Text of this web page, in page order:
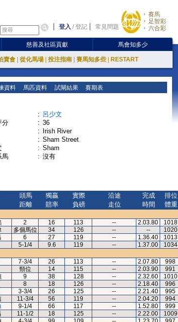
登入 /登記 常見問題
賽馬
足智彩
六合彩
慈善及社區貢獻 馬會知多少
賣會 從化馬場 投注指南 賽馬知多些 RESTART
資料 馬匹資料 試閘結果 賽期表
: 呂少文
分
: 36
:
Irish River
: Sham Street
: Sham
馬
: 沒有
頭馬
距離
獨贏
賠率
實際
負磅
沿途
走位
完成
時間
排位
體重
2 16 113 -- 2.03.80 1018
多個馬位 34 126 -- -- 1020
6 27 119 -- 1.36.40 1013
5-1/4 9.6 119 -- 1.37.00 1034
7-3/4 26 113 -- 2.07.80 998
頸位 14 115 -- 2.03.90 991
9 38 128 -- 2.32.60 1010
8 18 126 -- 2.18.40 996
3-3/4 26 125 -- 2.21.40 995
11-3/4 56 119 -- 2.04.20 994
9-1/4 66 117 -- 1.52.80 999
11-1/2 18 125 -- 2.22.00 1009